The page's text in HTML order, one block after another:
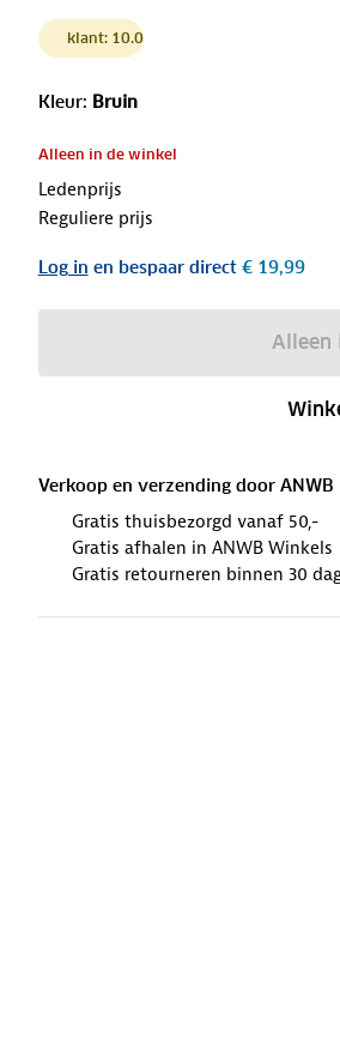
klant: 10.0
Kleur: Bruin
Alleen in de winkel
Ledenprijs
Reguliere prijs
Log in en bespaar direct€ 19,99
Alleen
Verkoop en verzending door ANWB
Gratis thuisbezorgd vanaf 50,-
Gratis afhalen in ANWB Winkels
Gratis retourneren binnen 30